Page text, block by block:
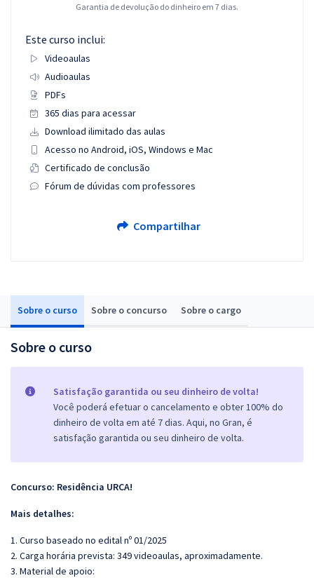
Sobre o curso Sobre o concurso Sobre o cargo
Sobre o curso
Satisfação garantida ou seu dinheiro de volta!
Você poderá efetuar o cancelamento e obter 100% do
dinheiro de volta em até 7 dias. Aqui, no Gran, é
satisfação garantida ou seu dinheiro de volta.
Concurso: Residência URCA!
Mais detalhes:
1. Curso baseado no edital nº 01/2025
2. Carga horária prevista: 349 videoaulas, aproximadamente.
3. Material de apoio:
Garantia de devolução do dinheiro em 7 dias.
Este curso inclui:
Videoaulas
Audioaulas
PDFs
365 dias para acessar
Download ilimitado das aulas
Acesso no Android, iOS, Windows e Mac
Certificado de conclusão
Fórum de dúvidas com professores
Compartilhar